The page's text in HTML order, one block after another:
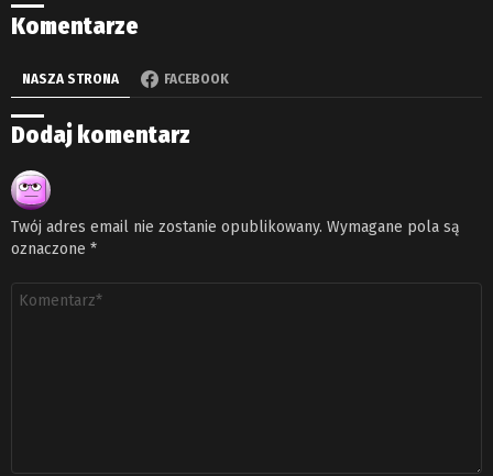
Komentarze
NASZA STRONA FACEBOOK
Dodaj komentarz
Twój adres email nie zostanie opublikowany. Wymagane pola są
oznaczone *